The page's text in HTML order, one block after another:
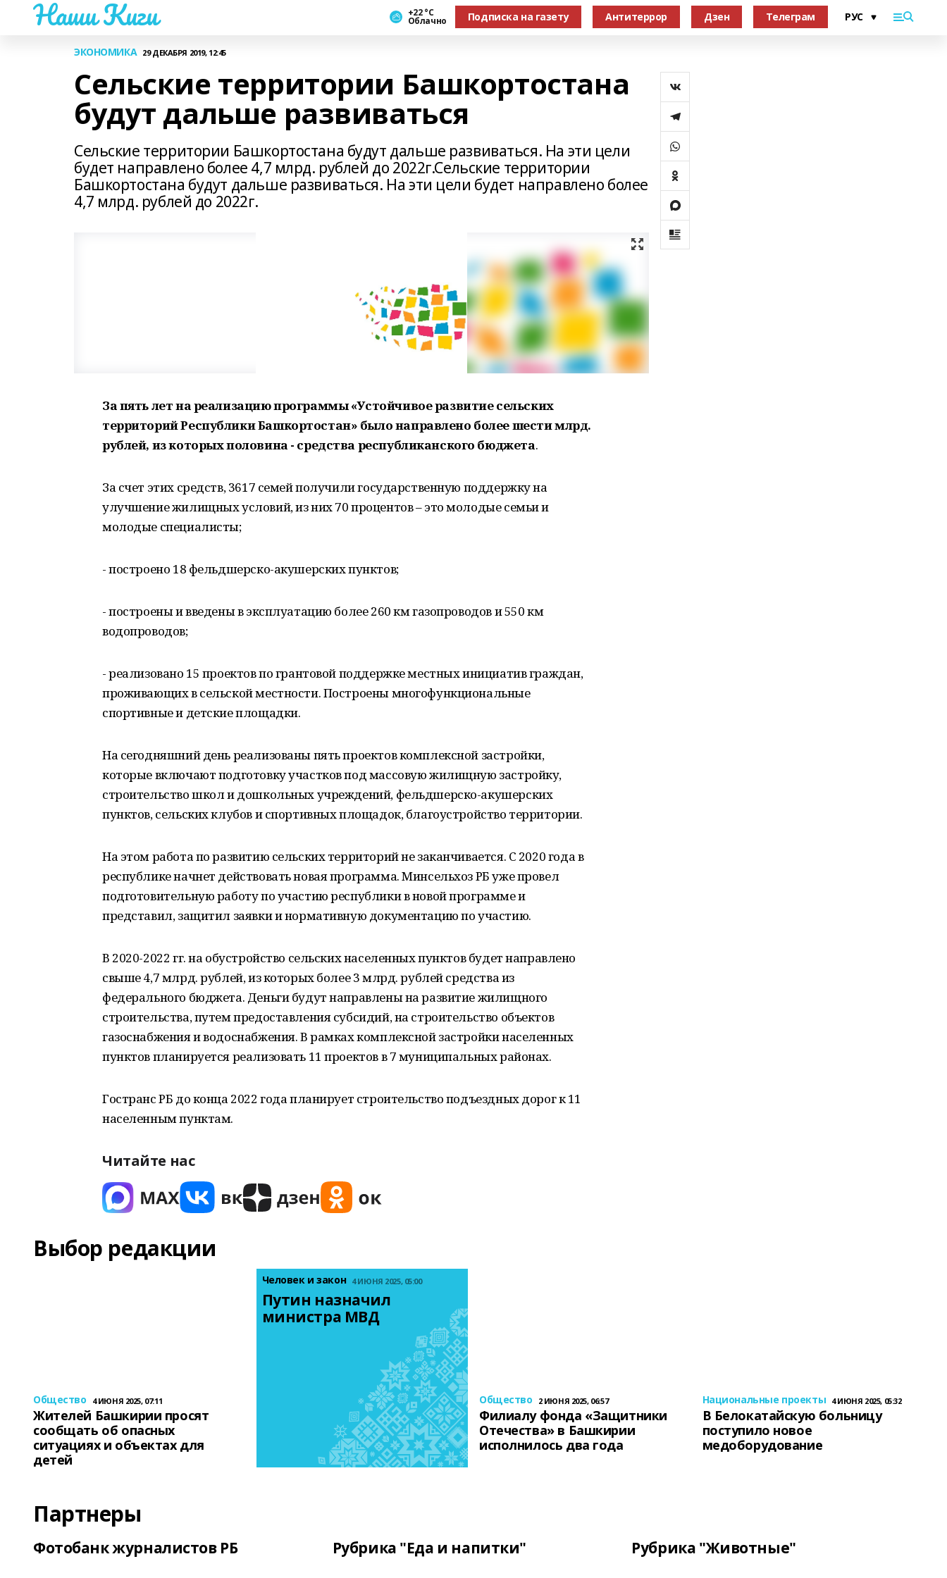
Наши Киги +22 °С
Облачно Подписка на газету Антитеррор Дзен Телеграм
ЭКОНОМИКА 29 ДЕКАБРЯ 2019, 12:45
Сельские территории Башкортостана
будут дальше развиваться
Сельские территории Башкортостана будут дальше развиваться. На эти цели
будет направлено более 4,7 млрд. рублей до 2022г.Сельские территории
Башкортостана будут дальше развиваться. На эти цели будет направлено более
4,7 млрд. рублей до 2022г.
За пять лет на реализацию программы «Устойчивое развитие сельских
территорий Республики Башкортостан» было направлено более шести млрд.
рублей, из которых половина - средства республиканского бюджета.
За счет этих средств, 3617 семей получили государственную поддержку на
улучшение жилищных условий, из них 70 процентов – это молодые семьи и
молодые специалисты;
- построено 18 фельдшерско-акушерских пунктов;
- построены и введены в эксплуатацию более 260 км газопроводов и 550 км
водопроводов;
- реализовано 15 проектов по грантовой поддержке местных инициатив граждан,
проживающих в сельской местности. Построены многофункциональные
спортивные и детские площадки.
На сегодняшний день реализованы пять проектов комплексной застройки,
которые включают подготовку участков под массовую жилищную застройку,
строительство школ и дошкольных учреждений, фельдшерско-акушерских
пунктов, сельских клубов и спортивных площадок, благоустройство территории.
На этом работа по развитию сельских территорий не заканчивается. С 2020 года в
республике начнет действовать новая программа. Минсельхоз РБ уже провел
подготовительную работу по участию республики в новой программе и
представил, защитил заявки и нормативную документацию по участию.
В 2020-2022 гг. на обустройство сельских населенных пунктов будет направлено
свыше 4,7 млрд. рублей, из которых более 3 млрд. рублей средства из
федерального бюджета. Деньги будут направлены на развитие жилищного
строительства, путем предоставления субсидий, на строительство объектов
газоснабжения и водоснабжения. В рамках комплексной застройки населенных
пунктов планируется реализовать 11 проектов в 7 муниципальных районах.
Гостранс РБ до конца 2022 года планирует строительство подъездных дорог к 11
населенным пунктам.
Читайте нас
Выбор редакции
Общество 4 ИЮНЯ 2025, 07:11
Жителей Башкирии просят
сообщать об опасных
ситуациях и объектах для
детей
Человек и закон 4 ИЮНЯ 2025, 05:00
Путин назначил
министра МВД
Общество 2 ИЮНЯ 2025, 06:57
Филиалу фонда «Защитники
Отечества» в Башкирии
исполнилось два года
Национальные проекты 4 ИЮНЯ 2025, 05:32
В Белокатайскую больницу
поступило новое
медоборудование
Партнеры
Фотобанк журналистов РБ Рубрика "Еда и напитки" Рубрика "Животные"